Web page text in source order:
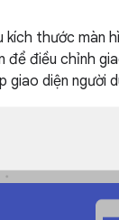
thước màn
điều chỉnh
giao diện người